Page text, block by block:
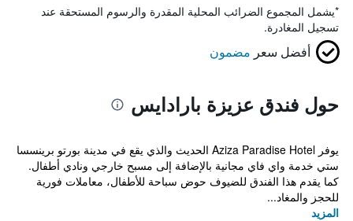
*يشمل المجموع الضرائب المحلية المقدرة والرسوم المستحقة عند
تسجيل المغادرة.
أفضل سعر مضمون
حول فندق عزيزة بارادايس
يوفر Aziza Paradise Hotel الحديث والذي يقع في مدينة بورتو برينسسا
ستي خدمة واي فاي مجانية بالإضافة إلى مسبح خارجي ونادي أطفال.
كما يقدم هذا الفندق للضيوف حوض سباحة للأطفال، معاملات فورية
للحجز والمغاد...
المزيد